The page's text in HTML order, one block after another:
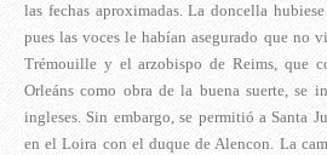
las fechas aproximadas. La doncella
pues las voces le habían asegurado que no
Trémouille y el arzobispo de Reims, que
Orleáns como obra de la buena suerte, se
ingleses. Sin embargo, se permitió a Santa
en el Loira con el duque de Alencon. La